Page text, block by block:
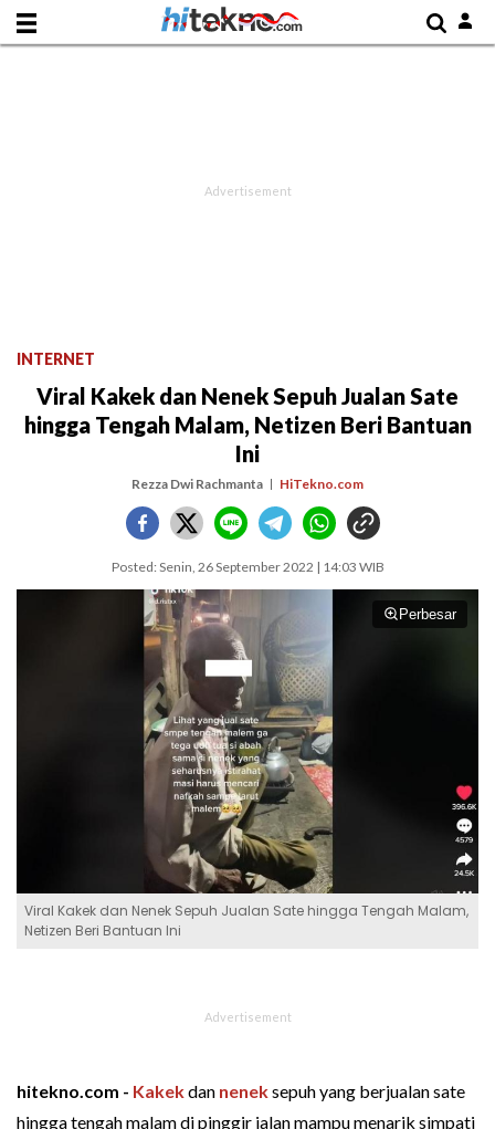
INTERNET
Viral Kakek dan Nenek Sepuh Jualan Sate
hingga Tengah Malam, Netizen Beri Bantuan
Ini
Rezza Dwi Rachmanta HiTekno.com
Posted: Senin, 26 September 2022 | 14:03 WIB
Perbesar
Viral Kakek dan Nenek Sepuh Jualan Sate hingga Tengah Malam,
Netizen Beri Bantuan Ini
hitekno.com - Kakekdan neneksepuh yang berjualan sate
hingga tengah malam di pinggir jalan mampu menarik simpati